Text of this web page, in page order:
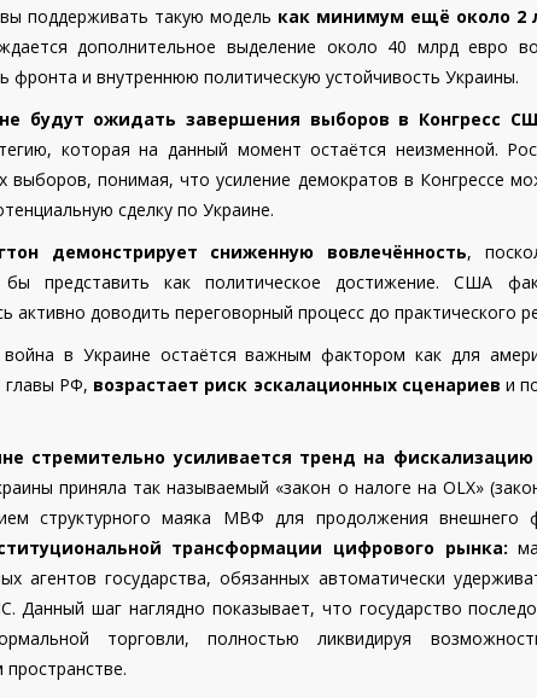
поддерживать такую модель как минимум ещё около 2
дополнительное выделение около 40 млрд евро
фронта и внутреннюю политическую устойчивость Украины.
будут ожидать завершения выборов в Конгресс
которая на данный момент остаётся неизменной.
выборов, понимая, что усиление демократов в Конгрессе
сделку по Украине.
демонстрирует сниженную вовлечённость,
представить как политическое достижение. США
активно доводить переговорный процесс до практического
в Украине остаётся важным фактором как для
главы РФ, возрастает риск эскалационных сценариев и
стремительно усиливается тренд на
приняла так называемый «закон о налоге на OLX»
структурного маяка МВФ для продолжения внешнего
трансформации цифрового рынка:
агентов государства, обязанных автоматически
Данный шаг наглядно показывает, что государство
торговли, полностью ликвидируя